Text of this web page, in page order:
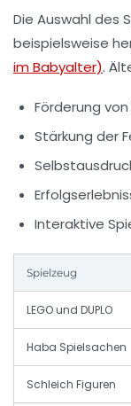
Die Auswahl des
beispielsweise
im Babyalter).
Förderung
Stärkung der
Interaktive
Spielzeug
LEGO und DUPLO
Haba Spielsachen
Schleich Figuren